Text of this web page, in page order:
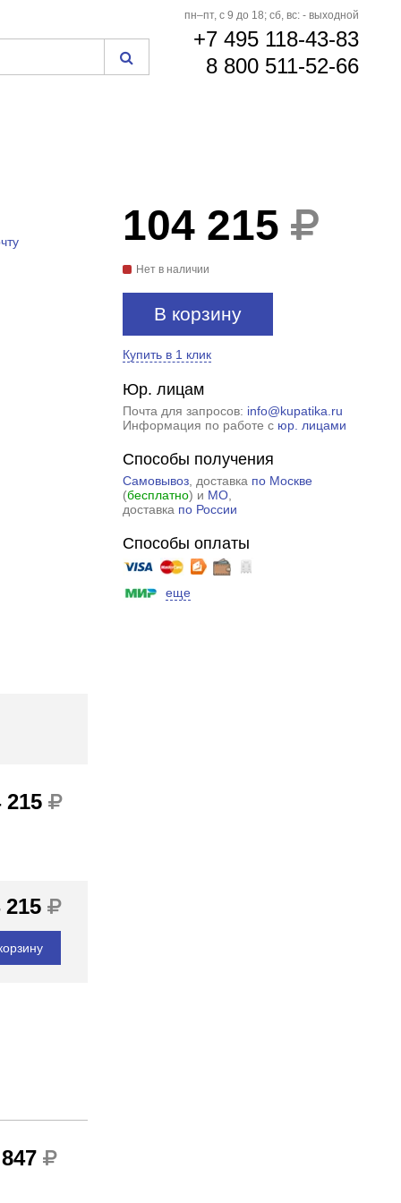
пн–пт, с 9 до 18; сб, вс: - выходной
+7 495 118-43-83
8 800 511-52-66
104 215
Нет в наличии
В корзину
Купить в 1 клик
Юр. лицам
Почта для запросов: info@kupatika.ru
Информация по работе с юр. лицами
Способы получения
Самовывоз, доставка по Москве
(бесплатно) и МО,
доставка по России
Способы оплаты
еще
215
215